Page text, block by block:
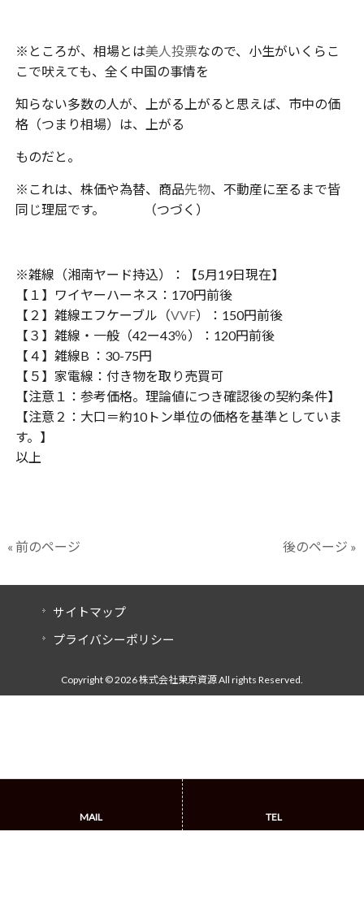
※ところが、相場とは美人投票なので、小生がいくらこ
こで吠えても、全く中国の事情を
知らない多数の人が、上がる上がると思えば、市中の価
格（つまり相場）は、上がる
ものだと。
※これは、株価や為替、商品先物、不動産に至るまで皆
同じ理屈です。 （つづく）
※雑線（湘南ヤード持込）：【5月19日現在】
【１】ワイヤーハーネス：170円前後
【２】雑線エフケーブル（VVF）：150円前後
【３】雑線・一般（42ー43％）：120円前後
【４】雑線B ：30-75円
【５】家電線：付き物を取り売買可
【注意１：参考価格。理論値につき確認後の契約条件】
【注意２：大口＝約10トン単位の価格を基準としていま
す。】
以上
« 前のページ 後のページ »
サイトマップ
プライバシーポリシー
Copyright © 2026 株式会社東京資源 All rights Reserved.
MAIL TEL